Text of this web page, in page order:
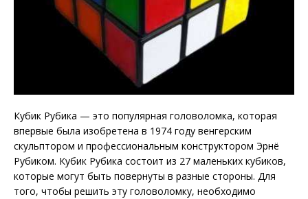
Кубик Рубика — это популярная головоломка, которая
впервые была изобретена в 1974 году венгерским
скульптором и профессиональным конструктором Эрнё
Рубиком. Кубик Рубика состоит из 27 маленьких кубиков,
которые могут быть повернуты в разные стороны. Для
того, чтобы решить эту головоломку, необходимо